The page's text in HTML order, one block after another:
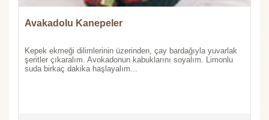
Avakadolu Kanepeler
Kepek ekmeği dilimlerinin üzerinden, çay bardağıyla yuvarlak
şeritler çıkaralım. Avokadonun kabuklarını soyalım. Limonlu
suda birkaç dakika haşlayalım...